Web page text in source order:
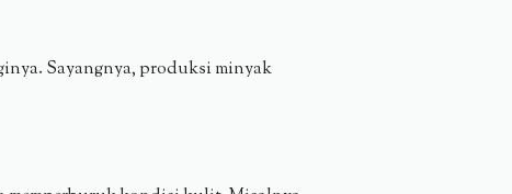
Sayangnya, produksi minyak